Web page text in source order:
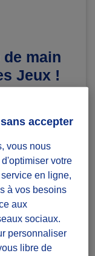
main
Jeux !
vous nous
votre
en ligne,
à vos besoins
aux
sociaux.
personnaliser
libre de
accepter